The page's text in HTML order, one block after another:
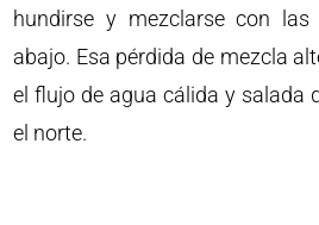
hundirse y mezclarse con
abajo. Esa pérdida de mezcla
el flujo de agua cálida y salada
el norte.